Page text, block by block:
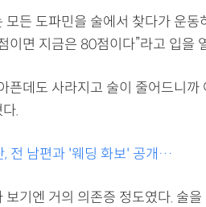
모든 도파민을 술에서 찾다가 운
이면 지금은 80점이다”라고 입을
픈데도 사라지고 술이 줄어드니
.
, 전 남편과 '웨딩 화보' 공개…
보기엔 거의 의존증 정도였다. 술